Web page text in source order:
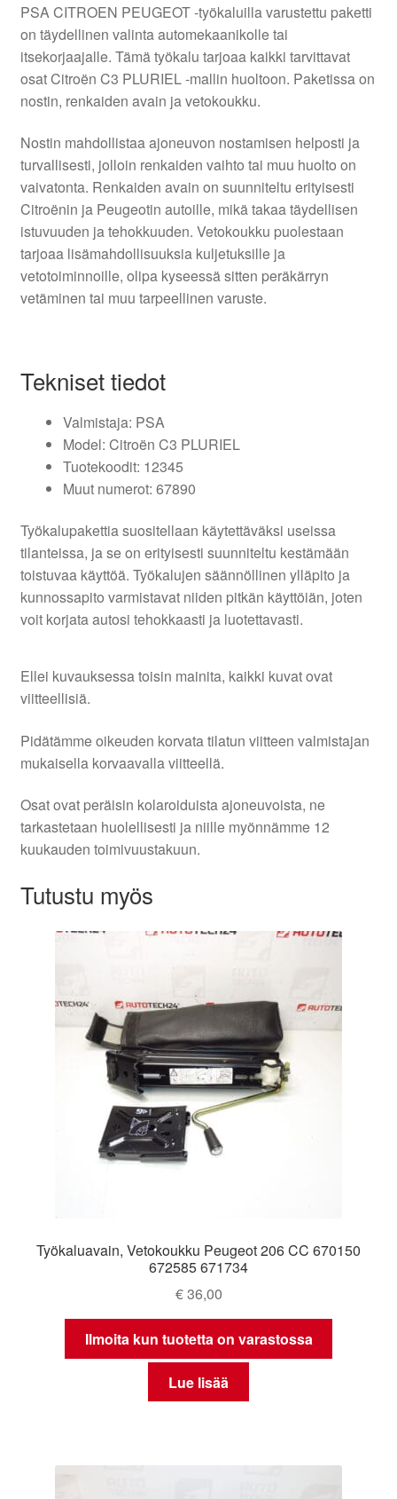
PSA CITROEN PEUGEOT -työkaluilla varustettu paketti
on täydellinen valinta automekaanikolle tai
itsekorjaajalle. Tämä työkalu tarjoaa kaikki tarvittavat
osat Citroën C3 PLURIEL -mallin huoltoon. Paketissa on
nostin, renkaiden avain ja vetokoukku.
Nostin mahdollistaa ajoneuvon nostamisen helposti ja
turvallisesti, jolloin renkaiden vaihto tai muu huolto on
vaivatonta. Renkaiden avain on suunniteltu erityisesti
Citroënin ja Peugeotin autoille, mikä takaa täydellisen
istuvuuden ja tehokkuuden. Vetokoukku puolestaan
tarjoaa lisämahdollisuuksia kuljetuksille ja
vetotoiminnoille, olipa kyseessä sitten peräkärryn
vetäminen tai muu tarpeellinen varuste.
Tekniset tiedot
Valmistaja: PSA
Model: Citroën C3 PLURIEL
Tuotekoodit: 12345
Muut numerot: 67890
Työkalupakettia suositellaan käytettäväksi useissa
tilanteissa, ja se on erityisesti suunniteltu kestämään
toistuvaa käyttöä. Työkalujen säännöllinen ylläpito ja
kunnossapito varmistavat niiden pitkän käyttöiän, joten
voit korjata autosi tehokkaasti ja luotettavasti.
Ellei kuvauksessa toisin mainita, kaikki kuvat ovat
viitteellisiä.
Pidätämme oikeuden korvata tilatun viitteen valmistajan
mukaisella korvaavalla viitteellä.
Osat ovat peräisin kolaroiduista ajoneuvoista, ne
tarkastetaan huolellisesti ja niille myönnämme 12
kuukauden toimivuustakuun.
Tutustu myös
Työkaluavain, Vetokoukku Peugeot 206 CC 670150
672585 671734
€36,00
Ilmoita kun tuotetta on varastossa
Lue lisää